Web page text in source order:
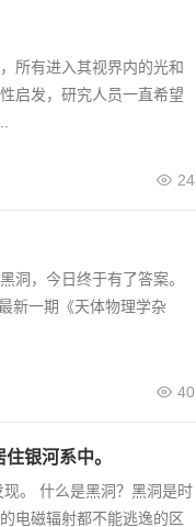
所有进入其视界内的光和
启发，研究人员一直希望
24
洞，今日终于有了答案。
新一期《天体物理学杂
40
银河系中。
。 什么是黑洞？黑洞是时
电磁辐射都不能逃逸的区